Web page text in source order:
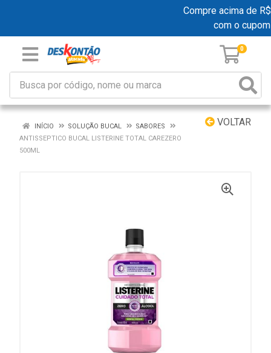
Compre acima de
com o cupom
0
VOLTAR
INÍCIO SOLUÇÃO BUCAL
SABORES
ANTISSEPTICO BUCAL LISTERINE TOTAL CAREZERO
500ML